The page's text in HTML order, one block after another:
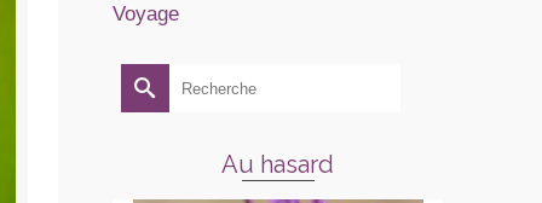
Voyage
Rechercher :
Au hasard